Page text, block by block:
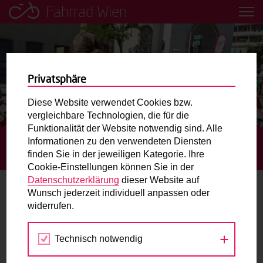
Fahrrad Wien
Leih dir einfach ein Transportfahrrad in deiner Nähe aus!
Mobilitätsbildung für Kinder und
Jugendliche
Radweg-Projektkarte
Routenplaner
Mit dem Fahrrad in Wien unterwegs? Hier finden Sie die
beste Route.
Wunschbox
Sie haben ein Anliegen zum Radverkehr? Schreiben Sie
STARTSEITE TERMINE
GRATIS RADFAHRTRAINING AM
RADÜBUNGSPLATZ STADION
25.
OKT
2026
Privatsphäre
Diese Website verwendet Cookies bzw.
vergleichbare Technologien, die für die
Funktionalität der Website notwendig sind. Alle
Informationen zu den verwendeten Diensten
finden Sie in der jeweiligen Kategorie. Ihre
Cookie-Einstellungen können Sie in der
Datenschutzerklärung dieser Website auf
Wunsch jederzeit individuell anpassen oder
widerrufen.
Technisch notwendig